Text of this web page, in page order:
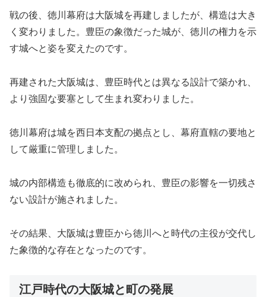
戦の後、徳川幕府は大阪城を再建しましたが、構造は大き
く変わりました。豊臣の象徴だった城が、徳川の権力を示
す城へと姿を変えたのです。
再建された大阪城は、豊臣時代とは異なる設計で築かれ、
より強固な要塞として生まれ変わりました。
徳川幕府は城を西日本支配の拠点とし、幕府直轄の要地と
して厳重に管理しました。
城の内部構造も徹底的に改められ、豊臣の影響を一切残さ
ない設計が施されました。
その結果、大阪城は豊臣から徳川へと時代の主役が交代し
た象徴的な存在となったのです。
江戸時代の大阪城と町の発展